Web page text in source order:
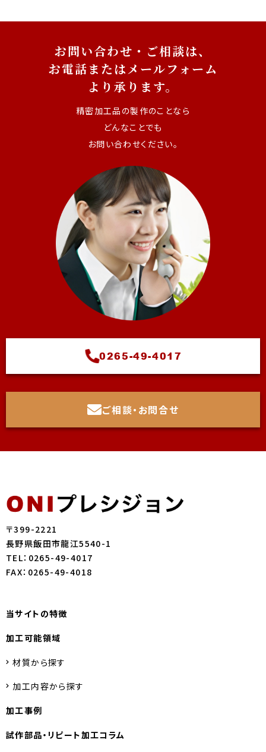
お問い合わせ・ご相談は、
お電話またはメールフォーム
より承ります。
精密加工品の製作のことなら
どんなことでも
お問い合わせください。
0265-49-4017
ご相談・お問合せ
〒399-2221
長野県飯田市龍江5540-1
TEL：0265-49-4017
FAX：0265-49-4018
当サイトの特徴
加工可能領域
材質から探す
加工内容から探す
加工事例
試作部品・ リピート加工コラム